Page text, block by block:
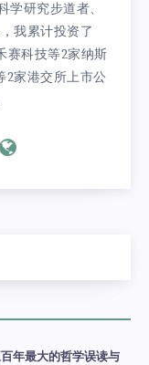
研究步道者、
我累计投资了
赛科技等2家纳斯
2家港交所上市公
年最大的哲学误读与